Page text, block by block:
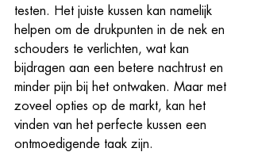
testen. Het juiste kussen kan namelijk
helpen om de drukpunten in de nek en
schouders te verlichten, wat kan
bijdragen aan een betere nachtrust en
minder pijn bij het ontwaken. Maar met
zoveel opties op de markt, kan het
vinden van het perfecte kussen een
ontmoedigende taak zijn.